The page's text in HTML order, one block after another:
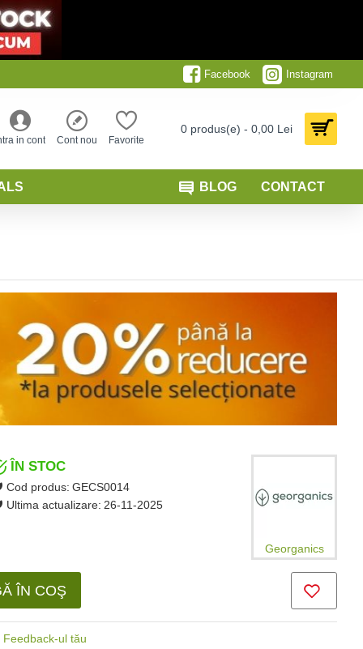
Facebook Instagram
in cont Cont nou Favorite
0 produs(e) - 0,00 Lei
BLOG CONTACT
Feedback-ul tău
ÎN STOC
Cod produs: GECS0014
Ultima actualizare: 26-11-2025
Georganics
ÎN COŞ